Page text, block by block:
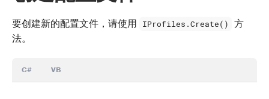
要创建新的配置文件，请使用 IProfiles.Create()
方
法。
C# VB